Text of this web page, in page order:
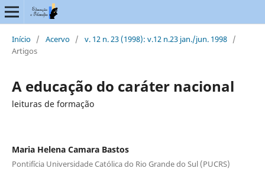
Início / Acervo / v. 12 n. 23 (1998): v.12 n.23 jan./jun. 1998 /
Artigos
A educação do caráter nacional
leituras de formação
Maria Helena Camara Bastos
Pontifícia Universidade Católica do Rio Grande do Sul (PUCRS)